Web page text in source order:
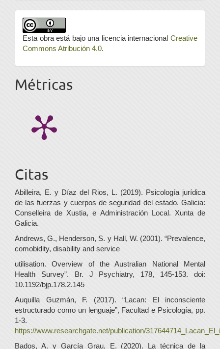
Esta obra está bajo una licencia internacional Creative
Commons Atribución 4.0.
Métricas
Citas
Abilleira, E. y Díaz del Rios, L. (2019). Psicología jurídica
de las fuerzas y cuerpos de seguridad del estado. Galicia:
Conselleira de Xustia, e Administración Local. Xunta de
Galicia.
Andrews, G., Henderson, S. y Hall, W. (2001). “Prevalence,
comobidity, disability and service
utilisation. Overview of the Australian National Mental
Health Survey”. Br. J Psychiatry, 178, 145-153. doi:
10.1192/bjp.178.2.145
Auquilla Guzmán, F. (2017). “Lacan: El inconsciente
estructurado como un lenguaje”, Facultad e Psicología, pp.
1-3.
https://www.researchgate.net/publication/
Bados, A. y García Grau, E. (2020). La técnica de la